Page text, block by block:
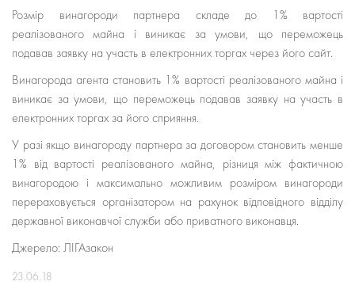
Розмір винагороди партнера складе до 1% вартості
реалізованого майна і виникає за умови, що переможець
подавав заявку на участь в електронних торгах через його сайт.
Винагорода агента становить 1% вартості реалізованого майна і
виникає за умови, що переможець подавав заявку на участь в
електронних торгах за його сприяння.
У разі якщо винагороду партнера за договором становить менше
1% від вартості реалізованого майна, різниця між фактичною
винагородою і максимально можливим розміром винагороди
перераховується організатором на рахунок відповідного відділу
державної виконавчої служби або приватного виконавця.
Джерело: ЛІГАзакон
23.06.18